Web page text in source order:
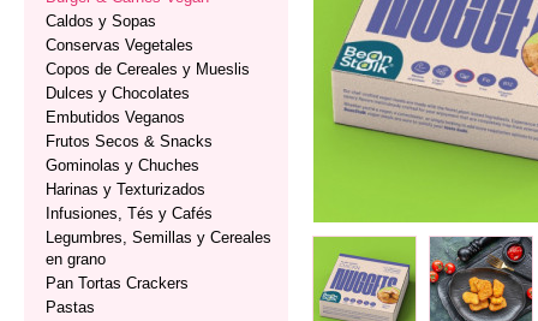
Caldos y Sopas
Conservas Vegetales
Copos de Cereales y Mueslis
Dulces y Chocolates
Embutidos Veganos
Frutos Secos & Snacks
Gominolas y Chuches
Harinas y Texturizados
Infusiones, Tés y Cafés
Legumbres, Semillas y Cereales
en grano
Pan Tortas Crackers
Pastas